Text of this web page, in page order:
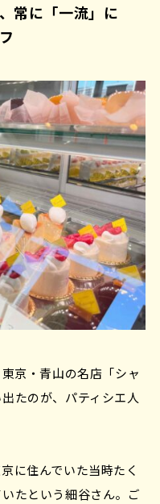
常に「一流」に
京・青山の名店「シャ
たのが、パティシエ人
に住んでいた当時たく
たという細谷さん。ご